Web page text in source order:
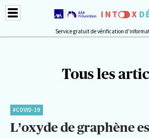
Service gratuit de vérification
Tous les
#COVID-19
L’oxyde de graphène